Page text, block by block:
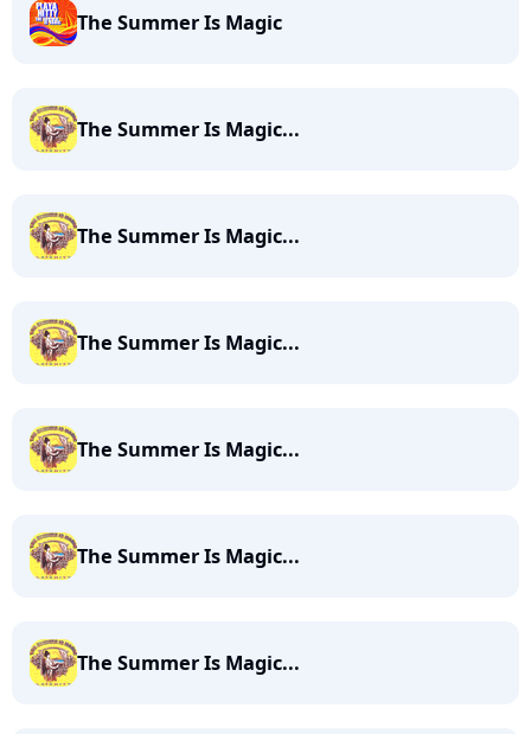
The Summer Is Magic
The Summer Is Magic...
The Summer Is Magic...
The Summer Is Magic...
The Summer Is Magic...
The Summer Is Magic...
The Summer Is Magic...